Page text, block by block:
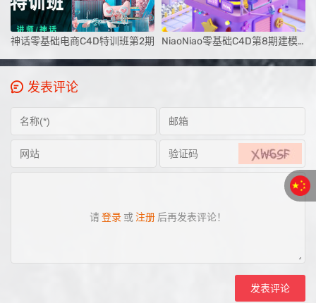
神话零基础电商C4D特训班第2期 NiaoNiao零基础C4D第8期建模渲染课2023
发表评论
请登录 或 注册 后再发表评论！